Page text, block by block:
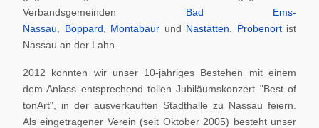
Verbandsgemeinden Bad Ems-
Nassau
Boppard Montabaur und Nastätten Probenortist
Nassau an der Lahn.
2012 konnten wir unser 10-jähriges Bestehen mit einem
dem Anlass entsprechend tollen Jubiläumskonzert "Best of
tonArt", in der ausverkauften Stadthalle zu Nassau feiern.
Als eingetragener Verein (seit Oktober 2005) besteht unser